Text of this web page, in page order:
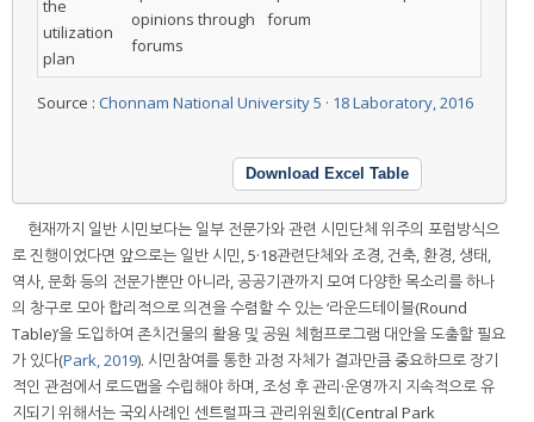
the
utilization
plan
opinions through
forums
forum
Source : Chonnam National University 5 · 18 Laboratory, 2016
Download Excel Table
현재까지 일반 시민보다는 일부 전문가와 관련 시민단체 위주의 포럼방식으
로 진행이었다면 앞으로는 일반 시민, 5·18관련단체와 조경, 건축, 환경, 생태,
역사, 문화 등의 전문가뿐만 아니라, 공공기관까지 모여 다양한 목소리를 하나
의 창구로 모아 합리적으로 의견을 수렴할 수 있는 ‘라운드테이블(Round
Table)’을 도입하여 존치건물의 활용 및 공원 체험프로그램 대안을 도출할 필요
가 있다(Park, 2019). 시민참여를 통한 과정 자체가 결과만큼 중요하므로 장기
적인 관점에서 로드맵을 수립해야 하며, 조성 후 관리·운영까지 지속적으로 유
지되기 위해서는 국외사례인 센트럴파크 관리위원회(Central Park